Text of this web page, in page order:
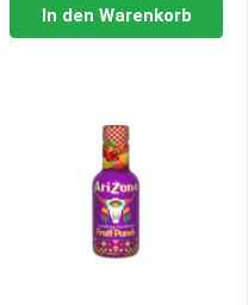
In den Warenkorb